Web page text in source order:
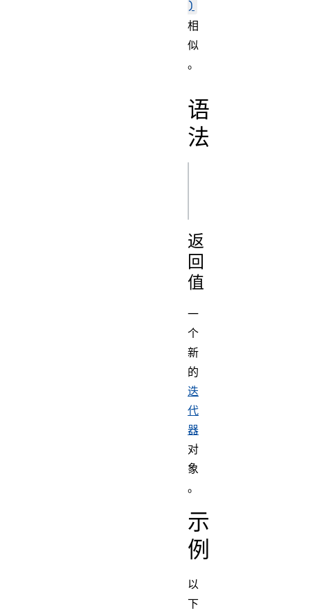
)
相
似
。
语
法
返
回
值
一
个
新
的
迭
代
器
对
象
。
示
例
以
下